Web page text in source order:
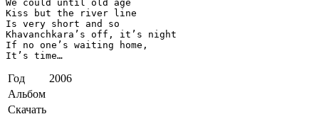
We could until old age
Kiss but the river line
Is very short and so
Khavanchkara’s off, it’s night
If no one’s waiting home,
It’s time…
Год
2006
Альбом
Скачать